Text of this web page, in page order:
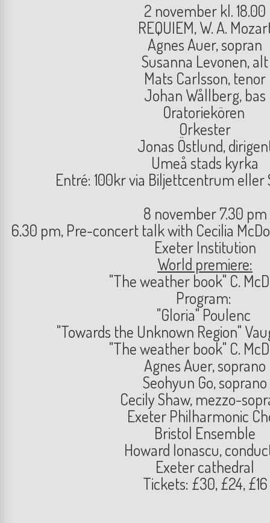
2 november kl. 18.00
REQUIEM, W. A.
Agnes Auer, sopran
Susanna Levonen, alt
Mats Carlsson, tenor
Johan Wållberg, bas
Oratoriekören
Orkester
Jonas Östlund,
Umeå stads kyrka
Entré: 100kr via Biljettcentrum eller
8 november 7.30 pm
6.30 pm, Pre-concert talk with Cecilia
Exeter Institution
World premiere:
"The weather book" C.
Program:
"Gloria" Poulenc
"Towards the Unknown Region"
"The weather book" C.
Agnes Auer, soprano
Seohyun Go, soprano
Cecily Shaw, mezzo-
Exeter Philharmonic
Bristol Ensemble
Howard Ionascu,
Exeter cathedral
Tickets: £30, £24, £16